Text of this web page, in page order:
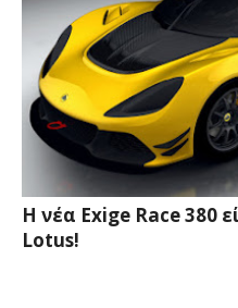
Η νέα Exige Race 380
Lotus!